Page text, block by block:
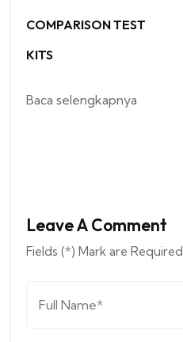
COMPARISON TEST
KITS
Baca selengkapnya
Leave A Comment
Fields (*) Mark are Required